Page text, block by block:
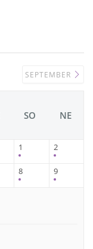
SEPTEMBER
SO NE
1 2
8 9